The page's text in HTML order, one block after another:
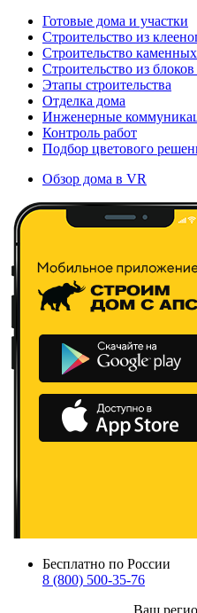
Готовые дома и участки
Строительство из
Строительство
Строительство из
Этапы строительства
Отделка дома
Инженерные
Контроль работ
Подбор цветового
Обзор дома в VR
Бесплатно по России
8 (800) 500-35-76